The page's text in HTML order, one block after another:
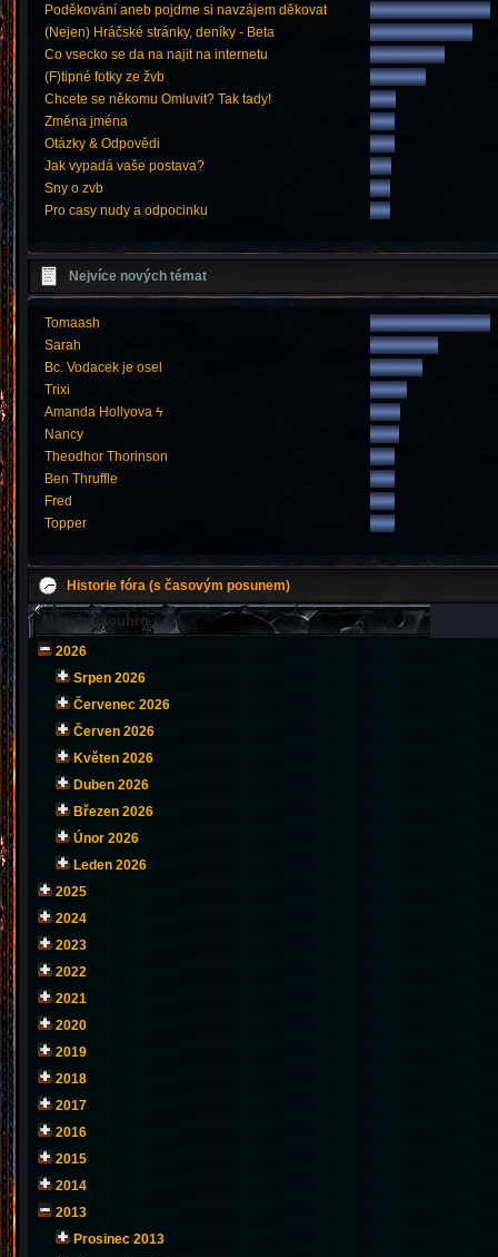
Poděkování aneb pojdme si navzájem děkovat
(Nejen) Hráčské stránky, deníky - Beta
Co vsecko se da na najit na internetu
(F)tipné fotky ze žvb
Chcete se někomu Omluvit? Tak tady!
Změna jména
Otázky & Odpovědi
Jak vypadá vaše postava?
Sny o zvb
Pro casy nudy a odpocinku
Nejvíce nových témat
Tomaash
Sarah
Bc. Vodacek je osel
Trixi
Amanda Hollyova ϟ
Nancy
Theodhor Thorinson
Ben Thruffle
Fred
Topper
Historie fóra (s časovým posunem)
Měsíční souhrn
2026
Srpen 2026
Červenec 2026
Červen 2026
Květen 2026
Duben 2026
Březen 2026
Únor 2026
Leden 2026
2025
2024
2023
2022
2021
2020
2019
2018
2017
2016
2015
2014
2013
Prosinec 2013